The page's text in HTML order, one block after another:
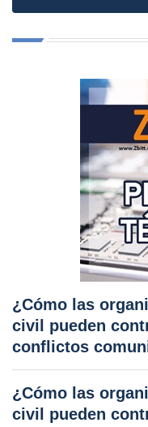
¿Cómo las
civil pueden
conflictos
¿Cómo las
civil pueden